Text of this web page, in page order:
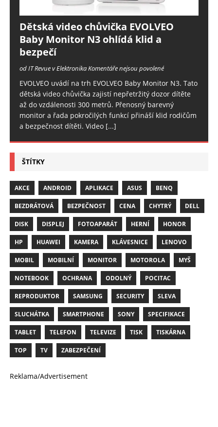
Dětská video chůvička EVOLVEO
Baby Monitor N3 ohlídá klid a
bezpečí
od IT Revue v ElektronikaKomentáře nejsou povolené
EVOLVEO uvádí na trh EVOLVEO Baby Monitor N3. Tato
dětská video chůvička zajistí nepřetržitý dozor dítěte
až do vzdálenosti 300 metrů. Přenosný barevný
monitor a řada pokročilých funkcí přináší klid rodičům
a bezpečnost dítěti. Video [...]
ŠTÍTKY
AKCE ANDROID APLIKACE ASUS BENQ
BEZDRÁTOVÁ BEZPEČNOST CENA CHYTRÝ DELL
DISK DISPLEJ FOTOAPARÁT HERNÍ HONOR
HP HUAWEI KAMERA KLÁVESNICE LENOVO
MOBIL MOBILNÍ MONITOR MOTOROLA MYŠ
NOTEBOOK OCHRANA ODOLNÝ POCITAC
REPRODUKTOR SAMSUNG SECURITY SLEVA
SLUCHÁTKA SMARTPHONE SONY SPECIFIKACE
TABLET TELEFON TELEVIZE TISK TISKÁRNA
TOP TV ZABEZPEČENÍ
Reklama/Advertisement